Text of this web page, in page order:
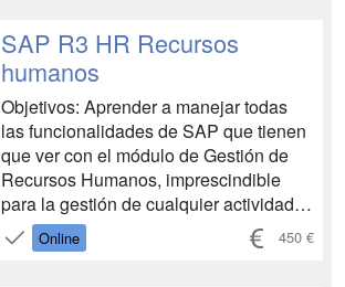
consecución de objetivos, la
optimización del nivel de eficiencia o la
ma...
SAP R3 HR Recursos
humanos
Objetivos: Aprender a manejar todas
las funcionalidades de SAP que tienen
que ver con el módulo de Gestión de
Recursos Humanos, imprescindible
para la gestión de cualquier actividad
profesional en la actualidad, en
medianas o grandes empresas. La
Online 450 €